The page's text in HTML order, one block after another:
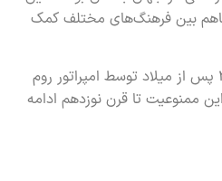
بین فرهنگ‌های مختلف کمک
بازی‌های المپیک در سال ۳۹۳ پس از میلاد توسط امپراتور روم
ممنوعیت تا قرن نوزدهم ادامه